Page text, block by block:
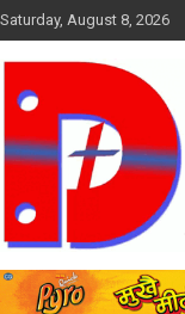
Skip
to
content
Saturday, August 8, 2026
Duhabi